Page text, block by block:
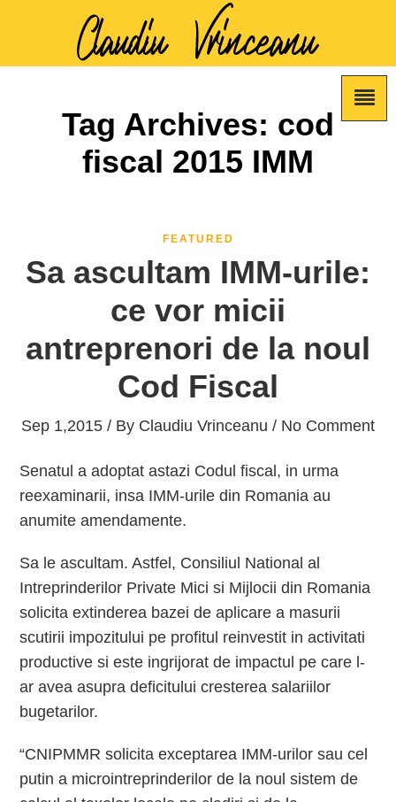
Tag Archives: cod
fiscal 2015 IMM
FEATURED
Sa ascultam IMM-urile:
ce vor micii
antreprenori de la noul
Cod Fiscal
Sep 1,2015 / By Claudiu Vrinceanu / No Comment
Senatul a adoptat astazi Codul fiscal, in urma
reexaminarii, insa IMM-urile din Romania au
anumite amendamente.
Sa le ascultam. Astfel, Consiliul National al
Intreprinderilor Private Mici si Mijlocii din Romania
solicita extinderea bazei de aplicare a masurii
scutirii impozitului pe profitul reinvestit in activitati
productive si este ingrijorat de impactul pe care l-
ar avea asupra deficitului cresterea salariilor
bugetarilor.
“CNIPMMR solicita exceptarea IMM-urilor sau cel
putin a microintreprinderilor de la noul sistem de